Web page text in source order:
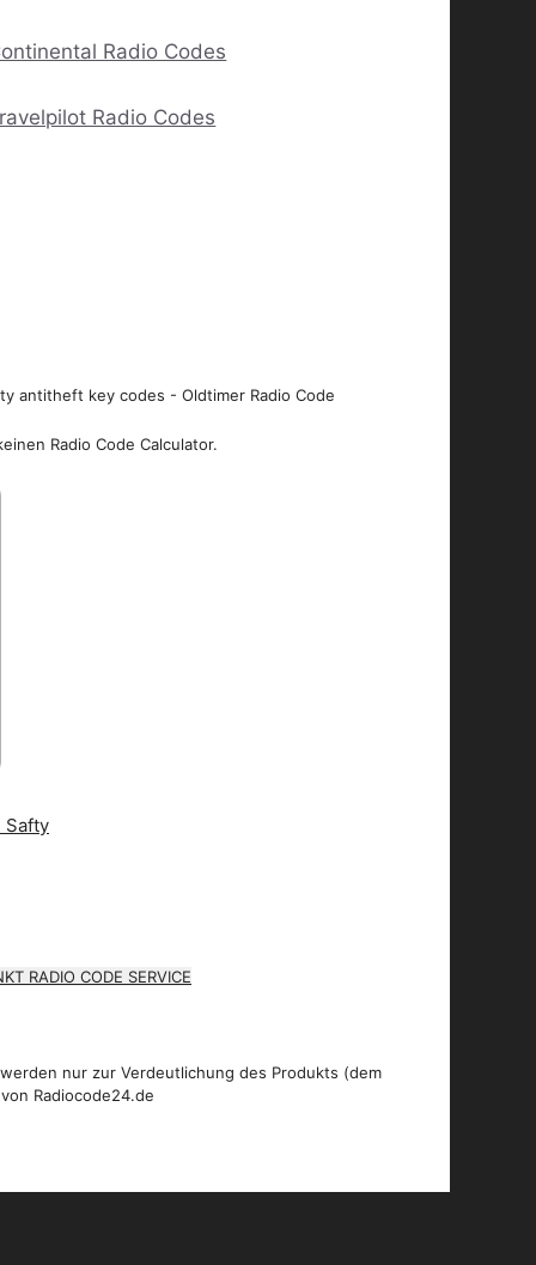
Radio Codes
Radio Codes
antitheft key codes - Oldtimer Radio Code
Radio Code Calculator.
RADIO CODE SERVICE
nur zur Verdeutlichung des Produkts (dem
Radiocode24.de